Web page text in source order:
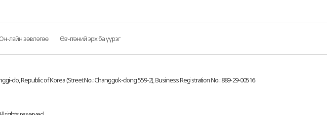
Он-лайн зөвлөгөө Өвчтөний эрх ба үүрэг
do, Republic of Korea (Street No.: Changgok-dong 559-2), Business Registration No.: 889-29-00516